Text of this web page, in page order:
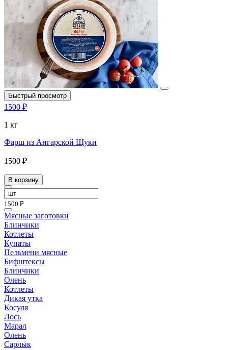
Быстрый просмотр
1500 ₽
1 кг
Фарш из Ангарской Щуки
1500 ₽
В корзину
1500 ₽
Мясные заготовки
Блинчики
Котлеты
Купаты
Пельмени мясные
Бифштексы
Блинчики
Олень
Котлеты
Дикая утка
Косуля
Лось
Марал
Олень
Сарлык